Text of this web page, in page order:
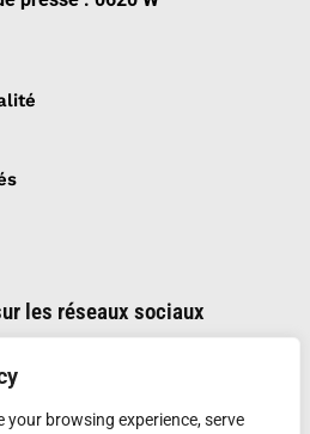
your browsing experience, serve
les réseaux sociaux